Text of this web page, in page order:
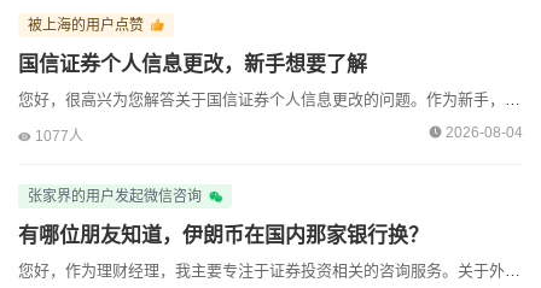
资深王经理收到了来自[红河]用户的【电话咨询】
资深王经理收到了来自[哈尔滨]用户的【电话咨询】
资深王经理收到了来自[濮阳]用户的【预约咨询】
被上海的用户点赞
国信证券个人信息更改，新手想要了解
您好，很高兴为您解答关于国信证券个人信息更改的问题。作为新手，及时更新并维护您在券商的个人信息非常重要，这关系到您账户的安全、业务的正常办理以及接收重要通知。通常，个人信息变更主要包括...
1077人 2026-08-04
张家界的用户发起微信咨询
有哪位朋友知道，伊朗币在国内那家银行换？
您好，作为理财经理，我主要专注于证券投资相关的咨询服务。关于外币兑换的具体银行业务，特别是伊朗里亚尔这类相对特殊的币种，建议您直接咨询大型商业银行的客服或柜台，例如中国银行、工商银行等...